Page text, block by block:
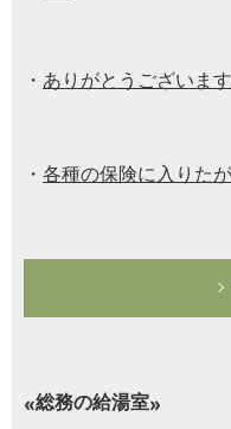
ありがとうございます
各種の保険に入りた
総務の給湯室